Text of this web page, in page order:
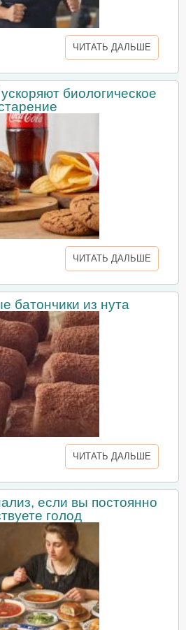
ЧИТАТЬ ДАЛЬШЕ
биологическое
ЧИТАТЬ ДАЛЬШЕ
батончики из нута
ЧИТАТЬ ДАЛЬШЕ
если вы постоянно
голод